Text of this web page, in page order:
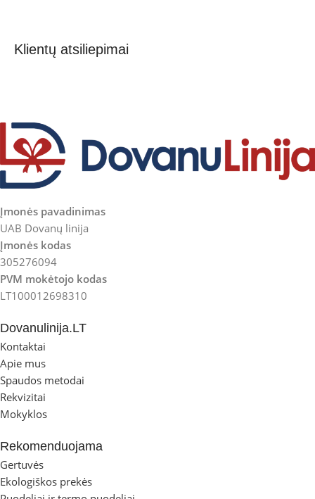
Klientų atsiliepimai
Įmonės pavadinimas
UAB Dovanų linija
Įmonės kodas
305276094
PVM mokėtojo kodas
LT100012698310
Dovanulinija.LT
Kontaktai
Apie mus
Spaudos metodai
Rekvizitai
Mokyklos
Rekomenduojama
Gertuvės
Ekologiškos prekės